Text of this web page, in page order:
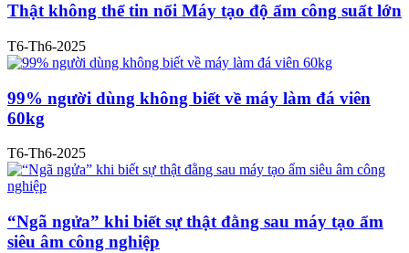
Thật không thể tin nổi Máy tạo độ ẩm công suất lớn
T6-Th6-2025
99% người dùng không biết về máy làm đá viên
60kg
T6-Th6-2025
“Ngã ngửa” khi biết sự thật đằng sau máy tạo ẩm
siêu âm công nghiệp